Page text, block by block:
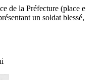
de la Préfecture (place e
un soldat blessé,